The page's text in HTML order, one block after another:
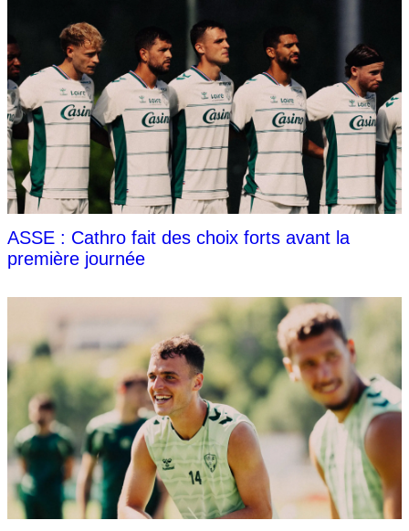
ASSE : Cathro fait des choix forts avant la
première journée